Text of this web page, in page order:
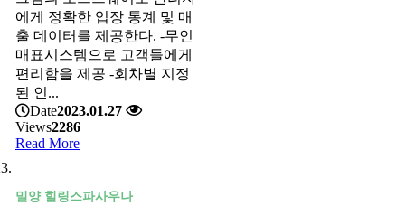
에게 정확한 입장 통계 및 매
출 데이터를 제공한다. -무인
매표시스템으로 고객들에게
편리함을 제공 -회차별 지정
된 인...
Date2023.01.27
Views2286
Read More
밀양 힐링스파사우나